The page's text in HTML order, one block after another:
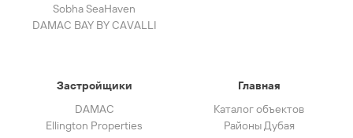
Sobha SeaHaven
DAMAC BAY BY CAVALLI
Застройщики
DAMAC
Ellington Properties
Главная
Каталог объектов
Районы Дубая